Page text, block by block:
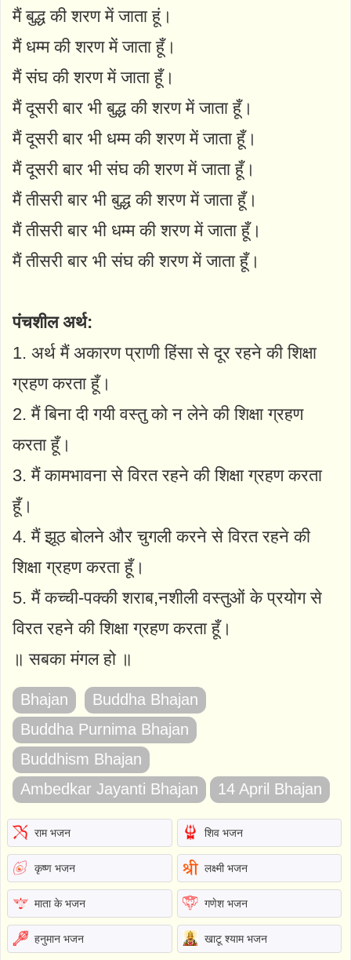
मैं बुद्ध की शरण में जाता हूं।
मैं धम्म की शरण में जाता हूँ।
मैं संघ की शरण में जाता हूँ।
मैं दूसरी बार भी बुद्ध की शरण में जाता हूँ।
मैं दूसरी बार भी धम्म की शरण में जाता हूँ।
मैं दूसरी बार भी संघ की शरण में जाता हूँ।
मैं तीसरी बार भी बुद्ध की शरण में जाता हूँ।
मैं तीसरी बार भी धम्म की शरण में जाता हूँ।
मैं तीसरी बार भी संघ की शरण में जाता हूँ।
पंचशील अर्थ:
1. अर्थ मैं अकारण प्राणी हिंसा से दूर रहने की शिक्षा
ग्रहण करता हूँ।
2. मैं बिना दी गयी वस्तु को न लेने की शिक्षा ग्रहण
करता हूँ।
3. मैं कामभावना से विरत रहने की शिक्षा ग्रहण करता
हूँ।
4. मैं झूठ बोलने और चुगली करने से विरत रहने की
शिक्षा ग्रहण करता हूँ।
5. मैं कच्ची-पक्की शराब,नशीली वस्तुओं के प्रयोग से
विरत रहने की शिक्षा ग्रहण करता हूँ।
॥ सबका मंगल हो ॥
Bhajan
Buddha Bhajan
Buddha Purnima Bhajan
Buddhism Bhajan
Ambedkar Jayanti Bhajan
14 April Bhajan
राम भजन शिव भजन
कृष्ण भजन लक्ष्मी भजन
माता के भजन गणेश भजन
हनुमान भजन खाटू श्याम भजन